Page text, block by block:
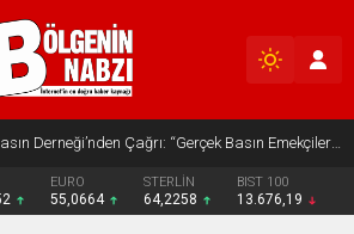
Batman Basın Derneği’nden Çağrı: “Gerçek Basın Emekçileri Desteklenmeli”
EURO
55,0664
STERLİN
64,2258
BIST 100
13.676,19